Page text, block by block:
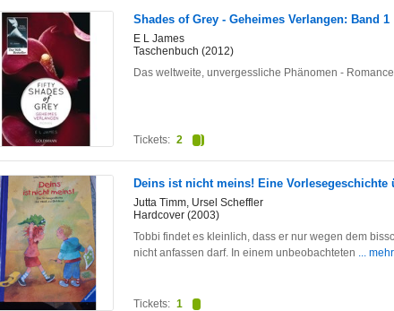
Shades of Grey - Geheimes Verlangen: Band 1
E L James
Taschenbuch (2012)
Das weltweite, unvergessliche Phänomen -
Tickets: 2
Deins ist nicht meins! Eine
Jutta Timm, Ursel Scheffler
Hardcover (2003)
Tobbi findet es kleinlich, dass er nur wegen dem
nicht anfassen darf. In einem unbeobachteten ... mehr
Tickets: 1